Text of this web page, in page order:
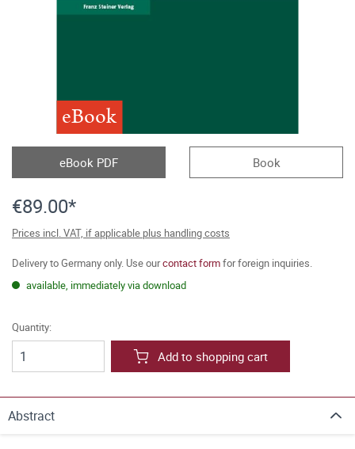
eBook
eBook PDF Book
€89.00*
Prices incl. VAT, if applicable plus handling costs
Delivery to Germany only. Use ourcontact formfor foreign inquiries.
available, immediately via download
Quantity:
Add to shopping cart
Abstract